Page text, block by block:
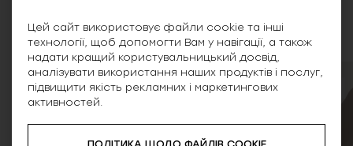
Похожие товары
Цей сайт використовує файли cookie та інші
технології, щоб допомогти Вам у навігації, а також
надати кращий користувальницький досвід,
аналізувати використання наших продуктів і послуг,
підвищити якість рекламних і маркетингових
активностей.